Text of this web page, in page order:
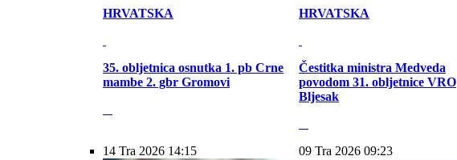
HRVATSKA
35. obljetnica osnutka 1. pb Crne
mambe 2. gbr Gromovi
HRVATSKA
Čestitka ministra Medveda
povodom 31. obljetnice VRO
Bljesak
14 Tra 2026 14:15 09 Tra 2026 09:23